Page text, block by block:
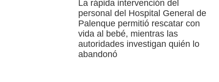
La rápida intervención del
personal del Hospital General de
Palenque permitió rescatar con
vida al bebé, mientras las
autoridades investigan quién lo
abandonó